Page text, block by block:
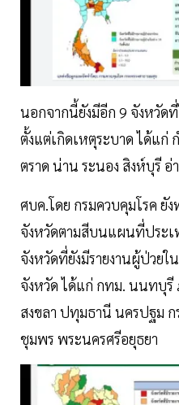
นอกจากนี้ยังมีอีก 9 จังหวัด
ตั้งแต่เกิดเหตุระบาด ได้แก่
ตราด น่าน ระนอง สิงห์บุรี อ่
ศบค.โดย กรมควบคุมโรค ยั
จังหวัดตามสีบนแผนที่ประเ
จังหวัดที่ยังมีรายงานผู้ป่วย
จังหวัด ได้แก่ กทม. นนทบุรี
สงขลา ปทุมธานี นครปฐม
ชุมพร พระนครศรีอยุธยา